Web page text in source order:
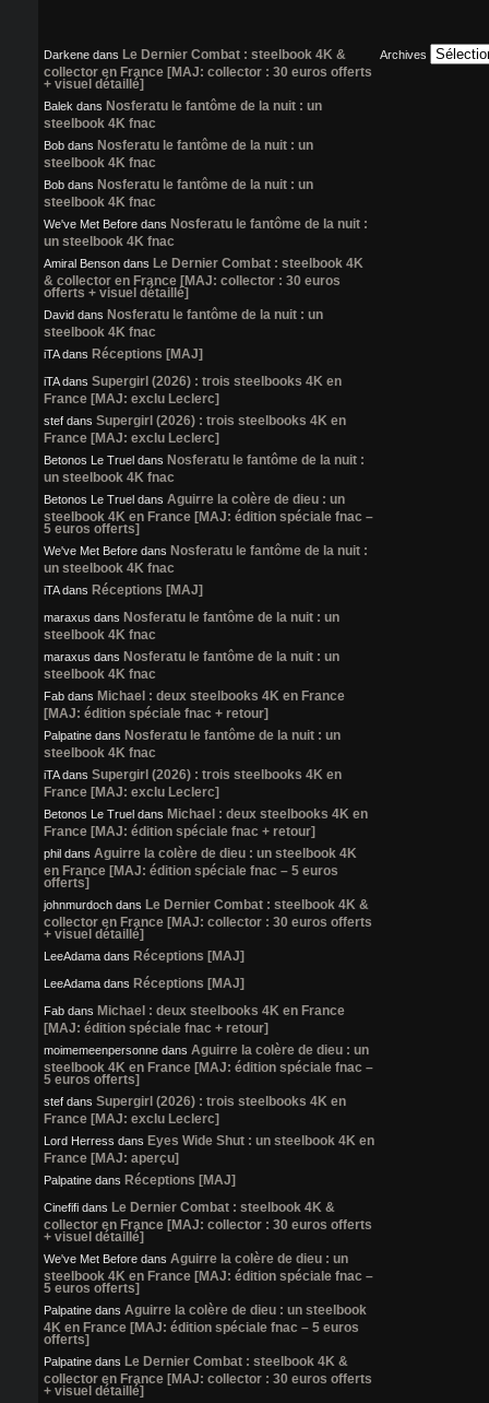
Darkene dans Le Dernier Combat : steelbook 4K &
collector en France [MAJ: collector : 30 euros offerts
+ visuel détaillé]
Balek dans Nosferatu le fantôme de la nuit : un
steelbook 4K fnac
Bob dans Nosferatu le fantôme de la nuit : un
steelbook 4K fnac
Bob dans Nosferatu le fantôme de la nuit : un
steelbook 4K fnac
We've Met Before dans Nosferatu le fantôme de la nuit :
un steelbook 4K fnac
Amiral Benson dans Le Dernier Combat : steelbook 4K
& collector en France [MAJ: collector : 30 euros
offerts + visuel détaillé]
David dans Nosferatu le fantôme de la nuit : un
steelbook 4K fnac
iTAdans Réceptions [MAJ]
iTAdans Supergirl (2026) : trois steelbooks 4K en
France [MAJ: exclu Leclerc]
stef dans Supergirl (2026) : trois steelbooks 4K en
France [MAJ: exclu Leclerc]
Betonos Le Truel dans Nosferatu le fantôme de la nuit :
un steelbook 4K fnac
Betonos Le Truel dans Aguirre la colère de dieu : un
steelbook 4K en France [MAJ: édition spéciale fnac –
5 euros offerts]
We've Met Before dans Nosferatu le fantôme de la nuit :
un steelbook 4K fnac
iTAdans Réceptions [MAJ]
maraxus dans Nosferatu le fantôme de la nuit : un
steelbook 4K fnac
maraxus dans Nosferatu le fantôme de la nuit : un
steelbook 4K fnac
Fab dans Michael : deux steelbooks 4K en France
[MAJ: édition spéciale fnac + retour]
Palpatine dans Nosferatu le fantôme de la nuit : un
steelbook 4K fnac
iTAdans Supergirl (2026) : trois steelbooks 4K en
France [MAJ: exclu Leclerc]
Betonos Le Truel dans Michael : deux steelbooks 4K en
France [MAJ: édition spéciale fnac + retour]
phil dans Aguirre la colère de dieu : un steelbook 4K
en France [MAJ: édition spéciale fnac – 5 euros
offerts]
johnmurdoch dans Le Dernier Combat : steelbook 4K &
collector en France [MAJ: collector : 30 euros offerts
+ visuel détaillé]
LeeAdama dans Réceptions [MAJ]
LeeAdama dans Réceptions [MAJ]
Fab dans Michael : deux steelbooks 4K en France
[MAJ: édition spéciale fnac + retour]
moimemeenpersonne dans Aguirre la colère de dieu : un
steelbook 4K en France [MAJ: édition spéciale fnac –
5 euros offerts]
stef dans Supergirl (2026) : trois steelbooks 4K en
France [MAJ: exclu Leclerc]
Lord Herress dans Eyes Wide Shut : un steelbook 4K en
France [MAJ: aperçu]
Palpatine dans Réceptions [MAJ]
Cinefifi dans Le Dernier Combat : steelbook 4K &
collector en France [MAJ: collector : 30 euros offerts
+ visuel détaillé]
We've Met Before dans Aguirre la colère de dieu : un
steelbook 4K en France [MAJ: édition spéciale fnac –
5 euros offerts]
Palpatine dans Aguirre la colère de dieu : un steelbook
4K en France [MAJ: édition spéciale fnac – 5 euros
offerts]
Palpatine dans Le Dernier Combat : steelbook 4K &
collector en France [MAJ: collector : 30 euros offerts
+ visuel détaillé]
Archives